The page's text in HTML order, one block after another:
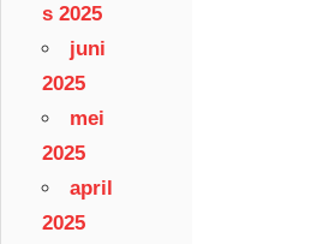
s 2025
juni
2025
mei
2025
april
2025